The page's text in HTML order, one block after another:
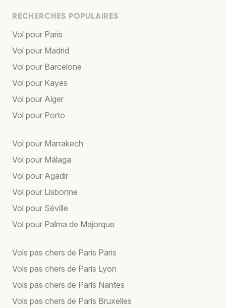
RECHERCHES POPULAIRES
Vol pour Paris
Vol pour Madrid
Vol pour Barcelone
Vol pour Kayes
Vol pour Alger
Vol pour Porto
Vol pour Marrakech
Vol pour Málaga
Vol pour Agadir
Vol pour Lisbonne
Vol pour Séville
Vol pour Palma de Majorque
Vols pas chers de Paris Paris
Vols pas chers de Paris Lyon
Vols pas chers de Paris Nantes
Vols pas chers de Paris Bruxelles